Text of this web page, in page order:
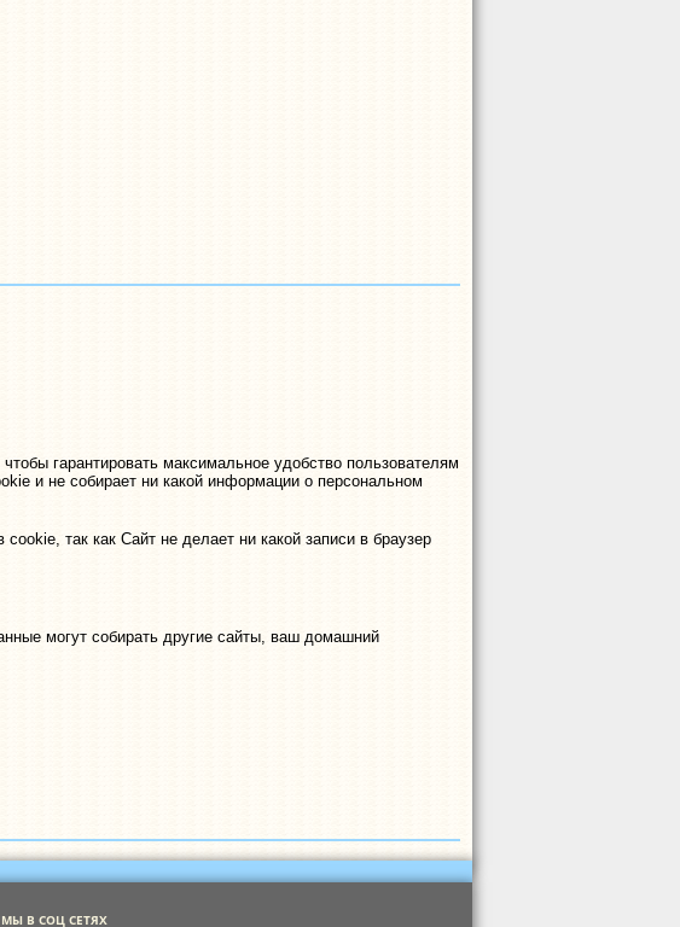
гарантировать максимальное удобство пользователям
и не собирает ни какой информации о персональном
так как Сайт не делает ни какой записи в браузер
могут собирать другие сайты, ваш домашний
МЫ В СОЦ СЕТЯХ